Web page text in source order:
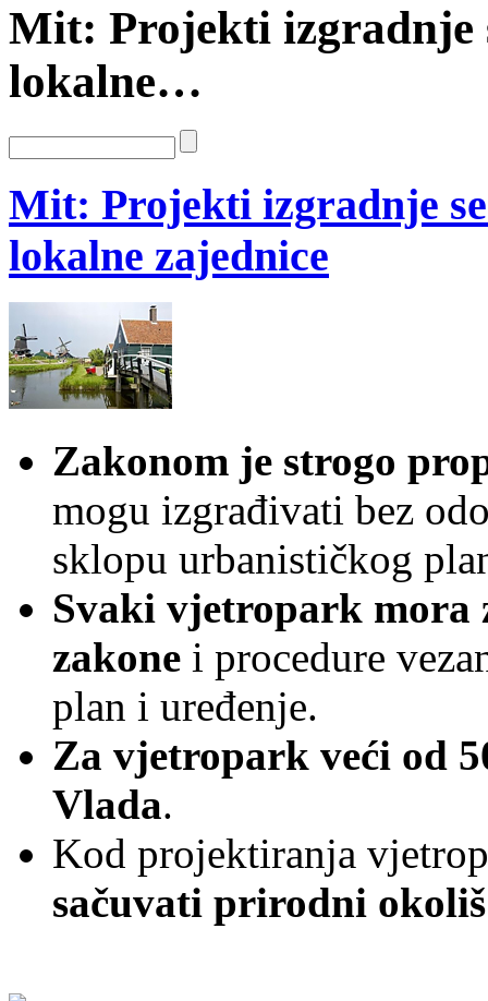
Mit: Projekti izgradnje
lokalne…
Mit: Projekti izgradnje
lokalne zajednice
Zakonom je strogo
mogu izgrađivati bez
sklopu urbanističkog
Svaki vjetropark mora
zakone i procedure
plan i uređenje.
Za vjetropark veći od
Vlada.
Kod projektiranja
sačuvati prirodni okoliš